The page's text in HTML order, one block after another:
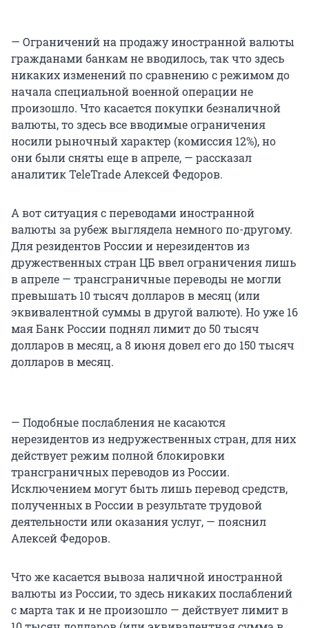
— Ограничений на продажу иностранной валюты
гражданами банкам не вводилось, так что здесь
никаких изменений по сравнению с режимом до
начала специальной военной операции не
произошло. Что касается покупки безналичной
валюты, то здесь все вводимые ограничения
носили рыночный характер (комиссия 12%), но
они были сняты еще в апреле, — рассказал
аналитик TeleTrade Алексей Федоров.
А вот ситуация с переводами иностранной
валюты за рубеж выглядела немного по-другому.
Для резидентов России и нерезидентов из
дружественных стран ЦБ ввел ограничения лишь
в апреле — трансграничные переводы не могли
превышать 10 тысяч долларов в месяц (или
эквивалентной суммы в другой валюте). Но уже 16
мая Банк России поднял лимит до 50 тысяч
долларов в месяц, а 8 июня довел его до 150 тысяч
долларов в месяц.
— Подобные послабления не касаются
нерезидентов из недружественных стран, для них
действует режим полной блокировки
трансграничных переводов из России.
Исключением могут быть лишь перевод средств,
полученных в России в результате трудовой
деятельности или оказания услуг, — пояснил
Алексей Федоров.
Что же касается вывоза наличной иностранной
валюты из России, то здесь никаких послаблений
с марта так и не произошло — действует лимит в